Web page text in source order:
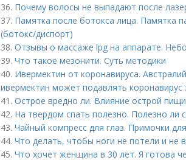
36. Почему волосы не выпадают после
37. Памятка после ботокса лица. Памятка
(ботокс/диспорт)
38. Отзывы о массаже lpg на аппарате.
39. Что такое мезонити. Суть методики
40. Ивермектин от коронавируса.
ивермектин может подавлять коронавирус
41. Острое вредно ли. Влияние острой
42. На твердом спать полезно. Полезно ли
43. Чайный компресс для глаз. Примочки
44. Что делать, чтобы ноги не потели и не
45. Что хочет женщина в 30 лет. Я готова